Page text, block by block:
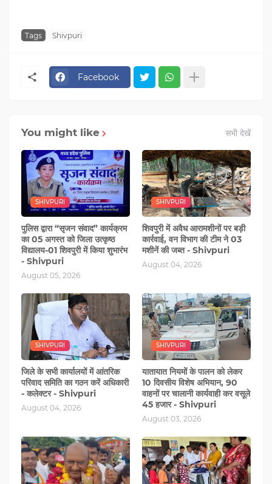
Tags Shivpuri
Facebook
You might like सभी देखें
SHIVPURI
पुलिस द्वारा “सृजन संवाद” कार्यक्रम
का 05 अगस्‍त को जिला उत्कृष्ठ
विद्यालय-01 शिवपुरी में किया शुभारंभ
- Shivpuri
August 05, 2026
SHIVPURI
शिवपुरी में अवैध आरामशीनों पर बड़ी
कार्रवाई, वन विभाग की टीम ने 03
मशीनें की जब्त - Shivpuri
August 04, 2026
SHIVPURI
जिले के सभी कार्यालयों में आंतरिक
परिवाद समिति का गठन करें अधिकारी
- कलेक्टर - Shivpuri
August 04, 2026
SHIVPURI
यातायात नियमों के पालन को लेकर
10 दिवसीय विशेष अभियान, 90
वाहनों पर चालानी कार्यवाही कर वसूले
45 हजार - Shivpuri
August 03, 2026